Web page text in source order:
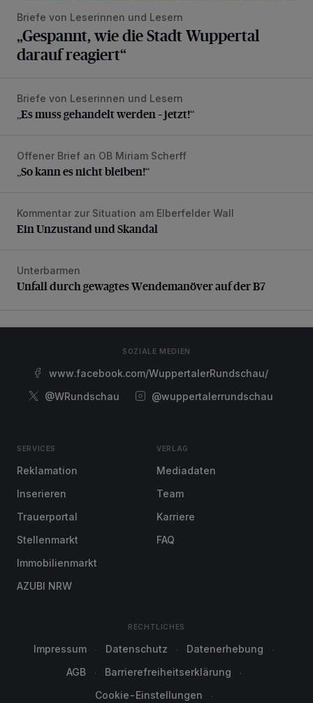
Briefe von Leserinnen und Lesern
„Gespannt, wie die Stadt Wuppertal
darauf reagiert“
„Es muss gehandelt werden – jetzt!“
Briefe von Leserinnen und Lesern
„Es muss gehandelt werden – jetzt!“
„So kann es nicht bleiben!“
Offener Brief an OB Miriam Scherff
„So kann es nicht bleiben!“
Ein Unzustand und Skandal
Kommentar zur Situation am Elberfelder Wall
Ein Unzustand und Skandal
Unfall durch gewagtes Wendemanöver auf der B7
Unterbarmen
Unfall durch gewagtes Wendemanöver auf der B7
SOZIALE MEDIEN
www.facebook.com/WuppertalerRundschau/
@WRundschau
@wuppertalerrundschau
SERVICES
Reklamation
Inserieren
Trauerportal
Stellenmarkt
Immobilienmarkt
AZUBI NRW
VERLAG
Mediadaten
Team
Karriere
FAQ
RECHTLICHES
Impressum Datenschutz
Datenerhebung
AGB
Barrierefreiheitserklärung
Cookie-Einstellungen